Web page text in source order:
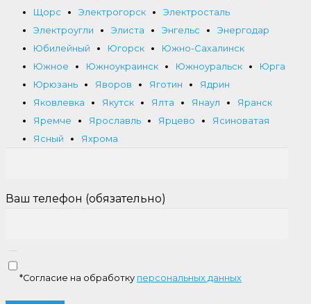
Щорс
Электрогорск
Электросталь
Электроугли
Элиста Энгельс
Энергодар
Юбилейный
Югорск
Южно-Сахалинск
Южное
Южноукраинск Южноуральск
Юрга
Юрюзань
Яворов Яготин
Ядрин
Яковлевка
Якутск Ялта Янаул
Яранск
Яремче
Ярославль Ярцево
Ясиноватая
Ясный
Яхрома
Ваш телефон (обязательно)
*Согласие на обработку персональных данных